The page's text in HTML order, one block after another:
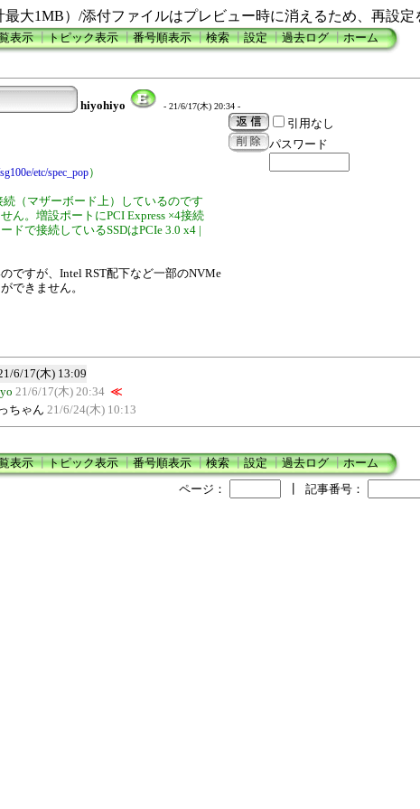
大1MB）/添付ファイルはプレビュー時に消えるため、再設定
表示┃トピック表示┃番号順表示┃検索┃設定┃過去ログ┃ホーム
hiyohiyo - 21/6/17(木) 20:34 -
etc/spec_pop）
続（マザーボード上）しているのです
ん。増設ポートにPCI Express ×4接続
ドで接続しているSSDはPCIe 3.0 x4 |
ですが、Intel RST配下など一部のNVMe
できません。
引用なし
パスワード
6/17(木) 13:09
21/6/17(木) 20:34 ≪
ちゃん 21/6/24(木) 10:13
表示┃トピック表示┃番号順表示┃検索┃設定┃過去ログ┃ホーム
ページ：
記事番号：